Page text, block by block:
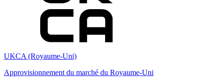
UKCA (Royaume-Uni)
Approvisionnement du marché du Royaume-Uni